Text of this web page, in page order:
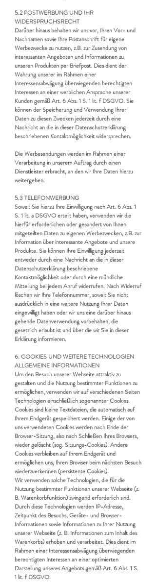
5.2 POSTWERBUNG UND IHR
WIDERSPRUCHSRECHT
Darüber hinaus behalten wir uns vor, Ihren Vor- und
Nachnamen sowie Ihre Postanschrift für eigene
Werbezwecke zu nutzen, z.B. zur Zusendung von
interessanten Angeboten und Informationen zu
unseren Produkten per Briefpost. Dies dient der
Wahrung unserer im Rahmen einer
Interessensabwägung überwiegenden berechtigten
Interessen an einer werblichen Ansprache unserer
Kunden gemäß Art. 6 Abs. 1 S. 1 lit. f DSGVO. Sie
können der Speicherung und Verwendung Ihrer
Daten zu diesen Zwecken jederzeit durch eine
Nachricht an die in dieser Datenschutzerklärung
beschriebenen Kontaktmöglichkeit widersprechen.
Die Werbesendungen werden im Rahmen einer
Verarbeitung in unserem Auftrag durch einen
Dienstleister erbracht, an den wir Ihre Daten hierzu
weitergeben.
5.3 TELEFONWERBUNG
Soweit Sie hierzu Ihre Einwilligung nach Art. 6 Abs. 1
S. 1 lit. a DSGVO erteilt haben, verwenden wir die
hierfür erforderlichen oder gesondert von Ihnen
mitgeteilten Daten zu eigenen Werbezwecken, z.B. zur
Information über interessante Angebote und unsere
Produkte. Sie können Ihre Einwilligung jederzeit
entweder durch eine Nachricht an die in dieser
Datenschutzerklärung beschriebene
Kontaktmöglichkeit oder durch eine mündliche
Mitteilung bei jedem Anruf widerrufen. Nach Widerruf
löschen wir Ihre Telefonnummer, soweit Sie nicht
ausdrücklich in eine weitere Nutzung Ihrer Daten
eingewilligt haben oder wir uns eine darüber hinaus
gehende Datenverwendung vorbehalten, die
gesetzlich erlaubt ist und über die wir Sie in dieser
Erklärung informieren.
6. COOKIES UND WEITERE TECHNOLOGIEN
ALLGEMEINE INFORMATIONEN
Um den Besuch unserer Webseite attraktiv zu
gestalten und die Nutzung bestimmter Funktionen zu
ermöglichen, verwenden wir auf verschiedenen Seiten
Technologien einschließlich sogenannter Cookies.
Cookies sind kleine Textdateien, die automatisch auf
Ihrem Endgerät gespeichert werden. Einige der von
uns verwendeten Cookies werden nach Ende der
Browser-Sitzung, also nach Schließen Ihres Browsers,
wieder gelöscht (sog. Sitzungs-Cookies). Andere
Cookies verbleiben auf Ihrem Endgerät und
ermöglichen uns, Ihren Browser beim nächsten Besuch
wiederzuerkennen (persistente Cookies).
Wir verwenden solche Technologien, die für die
Nutzung bestimmter Funktionen unserer Webseite (z.
B. Warenkorbfunktion) zwingend erforderlich sind.
Durch diese Technologien werden IP-Adresse,
Zeitpunkt des Besuchs, Geräte- und Browser-
Informationen sowie Informationen zu Ihrer Nutzung
unserer Webseite (z. B. Informationen zum Inhalt des
Warenkorbs) erhoben und verarbeitet. Dies dient im
Rahmen einer Interessensabwägung überwiegenden
berechtigten Interessen an einer optimierten
Darstellung unseres Angebots gemäß Art. 6 Abs. 1 S.
1 lit. f DSGVO.